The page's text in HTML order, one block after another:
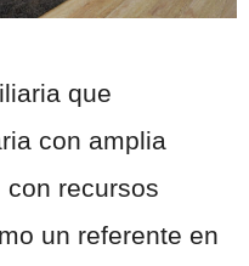
que
con amplia
con recursos
un referente en